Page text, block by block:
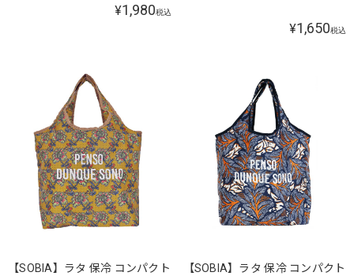
¥1,980税込
¥1,650税込
【SOBIA】ラタ 保冷 コンパクト
【SOBIA】ラタ 保冷 コンパクト